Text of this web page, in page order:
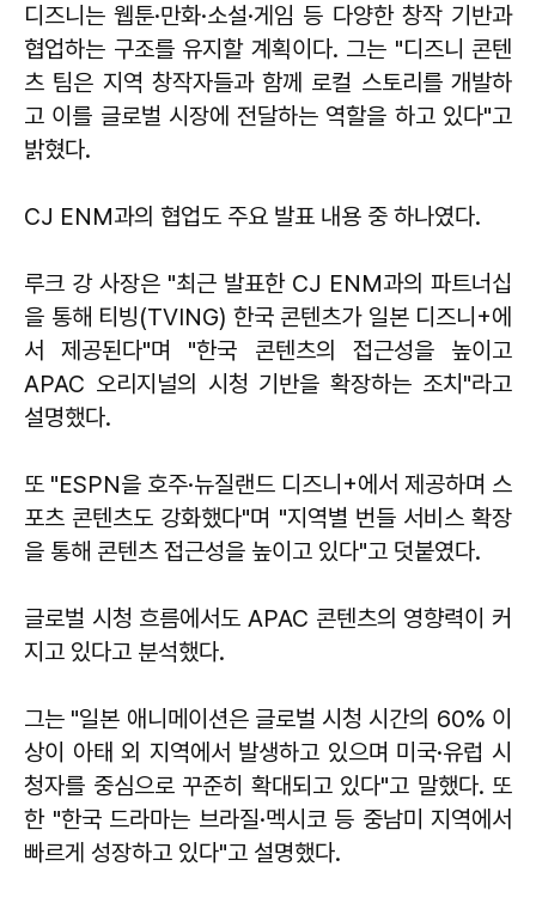
디즈니는 웹툰·만화·소설·게임 등 다양한 창작 기반과
협업하는 구조를 유지할 계획이다. 그는 "디즈니 콘텐
츠 팀은 지역 창작자들과 함께 로컬 스토리를 개발하
고 이를 글로벌 시장에 전달하는 역할을 하고 있다"고
밝혔다.
CJ ENM과의 협업도 주요 발표 내용 중 하나였다.
루크 강 사장은 "최근 발표한 CJ ENM과의 파트너십
을 통해 티빙(TVING) 한국 콘텐츠가 일본 디즈니+에
서 제공된다"며 "한국 콘텐츠의 접근성을 높이고
APAC 오리지널의 시청 기반을 확장하는 조치"라고
설명했다.
또 "ESPN을 호주·뉴질랜드 디즈니+에서 제공하며 스
포츠 콘텐츠도 강화했다"며 "지역별 번들 서비스 확장
을 통해 콘텐츠 접근성을 높이고 있다"고 덧붙였다.
글로벌 시청 흐름에서도 APAC 콘텐츠의 영향력이 커
지고 있다고 분석했다.
그는 "일본 애니메이션은 글로벌 시청 시간의 60% 이
상이 아태 외 지역에서 발생하고 있으며 미국·유럽 시
청자를 중심으로 꾸준히 확대되고 있다"고 말했다. 또
한 "한국 드라마는 브라질·멕시코 등 중남미 지역에서
빠르게 성장하고 있다"고 설명했다.